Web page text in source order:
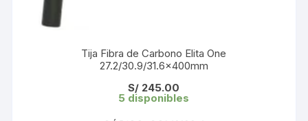
Tija Fibra de Carbono Elita One
27.2/30.9/31.6x400mm
S/ 245.00
5 disponibles